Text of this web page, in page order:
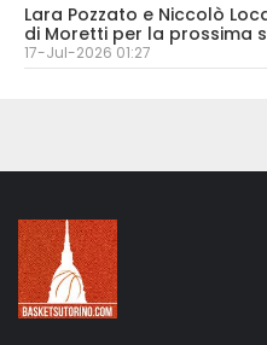
Lara Pozzato e Niccolò
di Moretti per la prossima
17-Jul-2026 01:27